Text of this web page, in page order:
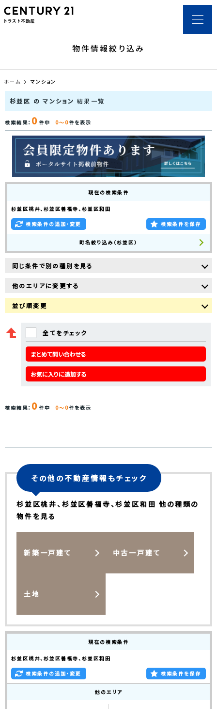
物件情報絞り込み
ホーム マンション
杉並区 の マンション 結果一覧
検索結果： 0 件中 0～0件を表示
現在の検索条件
杉並区桃井、杉並区善福寺、杉並区和田
検索条件の追加・変更 検索条件を保存
町名絞り込み（杉並区）
同じ条件で別の種別を見る
他のエリアに変更する
並び順変更
全てをチェック
まとめて問い合わせる
お気に入りに追加する
検索結果： 0 件中 0～0件を表示
その他の不動産情報もチェック
杉並区桃井、杉並区善福寺、杉並区和田 他の種類の
物件を見る
新築一戸建て 中古一戸建て
土地
現在の検索条件
杉並区桃井、杉並区善福寺、杉並区和田
検索条件の追加・変更 検索条件を保存
他のエリア